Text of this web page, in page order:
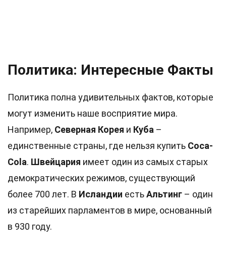
Политика: Интересные Факты
Политика полна удивительных фактов, которые
могут изменить наше восприятие мира.
Например, Северная Корея и Куба –
единственные страны, где нельзя купить Coca-
Cola. Швейцария имеет один из самых старых
демократических режимов, существующий
более 700 лет. В Исландии естьАльтинг – один
из старейших парламентов в мире, основанный
в 930 году.